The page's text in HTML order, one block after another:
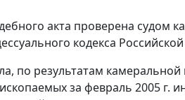
акта проверена судом
кодекса
по результатам
за февраль 2005 г.